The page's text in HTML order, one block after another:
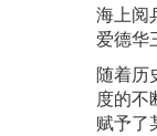
海上阅
爱德华
随着历
度的不
赋予了